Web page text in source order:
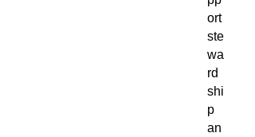
ort
ste
wa
rd
shi
p
an